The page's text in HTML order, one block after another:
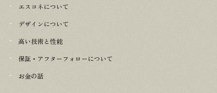
エスコネについて
デザインについて
高い技術と性能
保証・アフターフォローについて
お金の話